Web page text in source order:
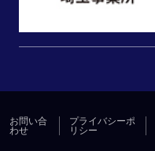
お問い合
わせ
プライバシーポ
リシー